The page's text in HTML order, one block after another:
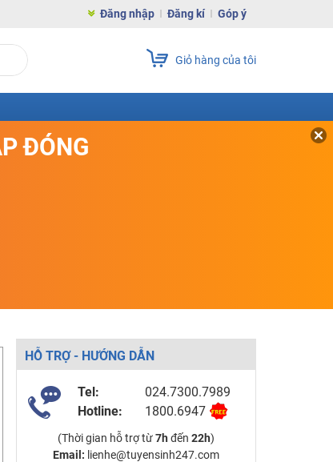
Đăng nhập Đăng kí Góp ý
Giỏ hàng của tôi
ĐÓNG
HỖ TRỢ - HƯỚNG DẪN
Tel:
024.7300.7989
Hotline:
1800.6947
(Thời gian hỗ trợ từ7h đến 22h)
Email: lienhe@tuyensinh247.com